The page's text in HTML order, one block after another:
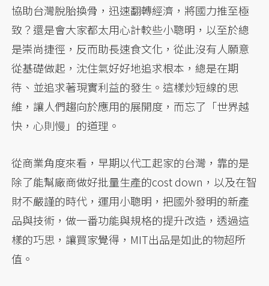
協助台灣脫胎換骨，迅速翻轉經濟，將國力推至極
致？還是會大家都太用心計較些小聰明，以至於總
是崇尚捷徑，反而助長速食文化，從此沒有人願意
從基礎做起，沈住氣好好地追求根本，總是在期
待、並追求著現實利益的發生。這樣炒短線的思
維，讓人們趨向於應用的展開度，而忘了「世界越
快，心則慢」的道理。
從商業角度來看，早期以代工起家的台灣，靠的是
除了能幫廠商做好批量生產的cost down，以及在智
財不嚴謹的時代，運用小聰明，把國外發明的新產
品與技術，做一番功能與規格的提升改造，透過這
樣的巧思，讓買家覺得，MIT出品是如此的物超所
值。